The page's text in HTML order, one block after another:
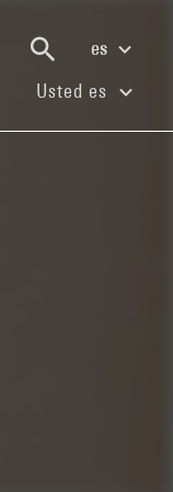
es
(current)
Usted es